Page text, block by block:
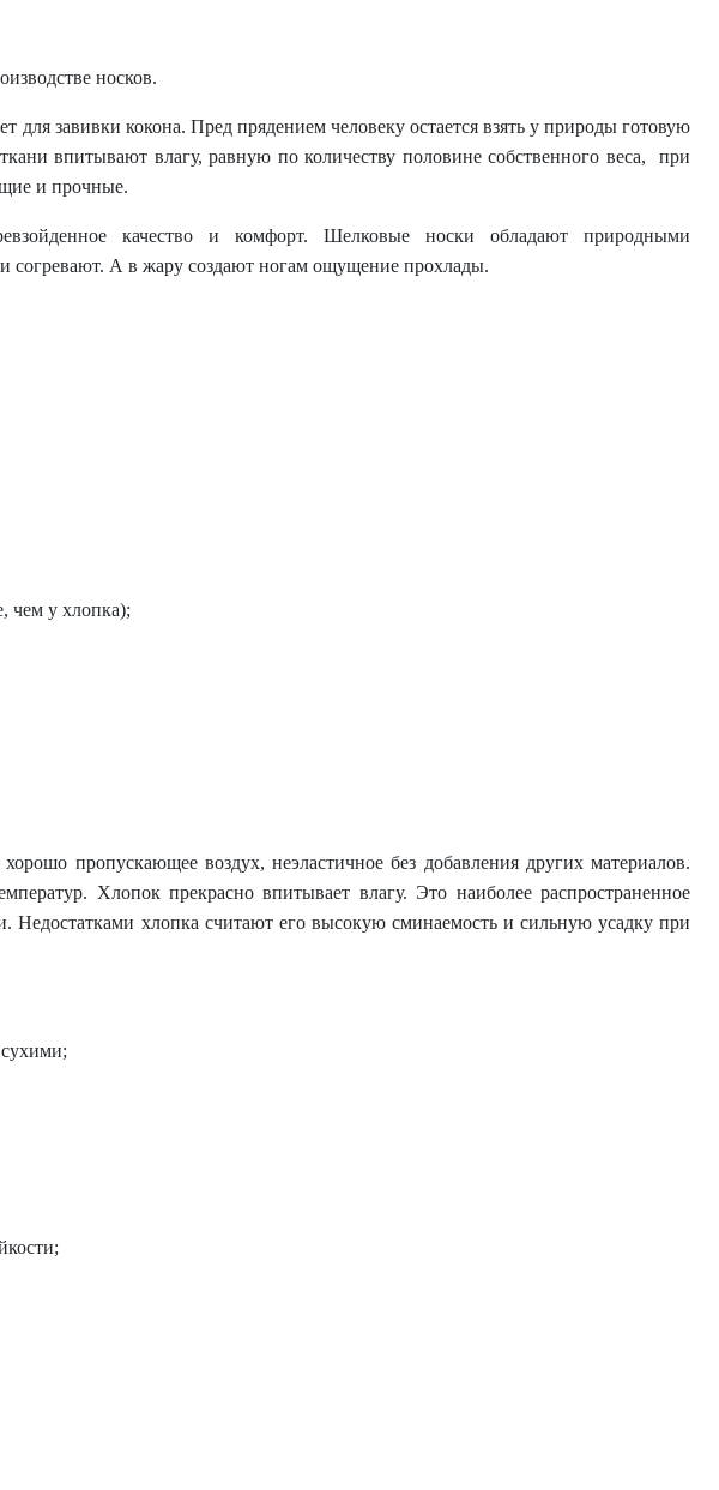
носков.
завивки кокона. Пред прядением человеку остается взять у природы готовую
впитывают влагу, равную по количеству половине собственного веса, при
и прочные.
качество и комфорт. Шелковые носки обладают природными
согревают. А в жару создают ногам ощущение прохлады.
чем у хлопка);
пропускающее воздух, неэластичное без добавления других материалов.
Хлопок прекрасно впитывает влагу. Это наиболее распространенное
Недостатками хлопка считают его высокую сминаемость и сильную усадку при